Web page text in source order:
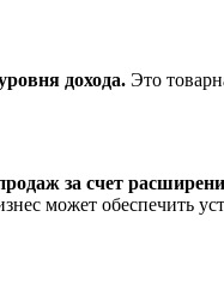
дохода. Это
за счет
может обеспечить